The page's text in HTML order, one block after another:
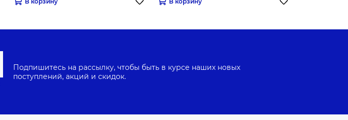
Подпишитесь на рассылку, чтобы быть в курсе наших новых
поступлений, акций и скидок.